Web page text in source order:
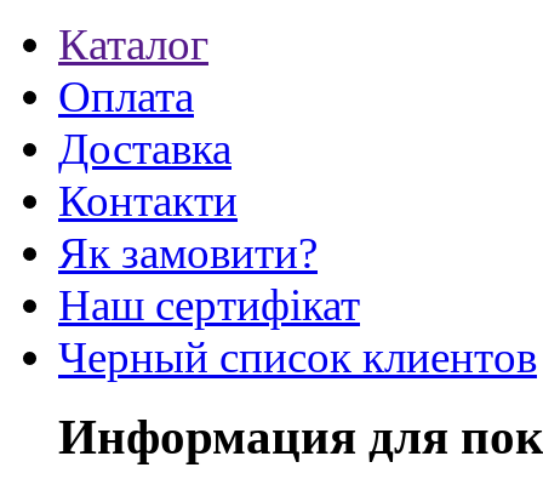
Каталог
Оплата
Доставка
Контакти
Як замовити?
Наш сертифікат
Черный список клиентов
Информация для